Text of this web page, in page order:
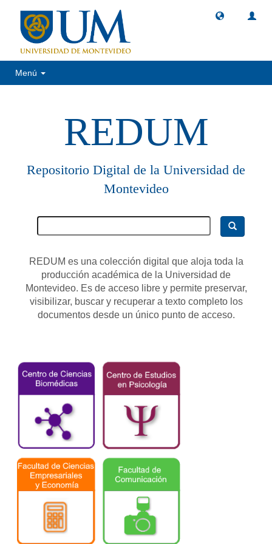
Menú
REDUM
Repositorio Digital de la Universidad de
Montevideo
REDUM es una colección digital que aloja toda la
producción académica de la Universidad de
Montevideo. Es de acceso libre y permite preservar,
visibilizar, buscar y recuperar a texto completo los
documentos desde un único punto de acceso.